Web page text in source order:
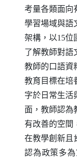
考量各類面向
學習場域與語
架構，以15位
了解教師對語
教師的口語資
教育目標在培
字於日常生活
面，教師認為
有改善的空間
在教學創新且
認為政策多